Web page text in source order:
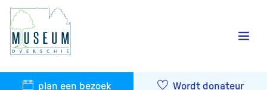
plan een bezoek Wordt donateur